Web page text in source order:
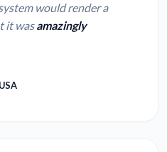
would render a
it wasamazingly